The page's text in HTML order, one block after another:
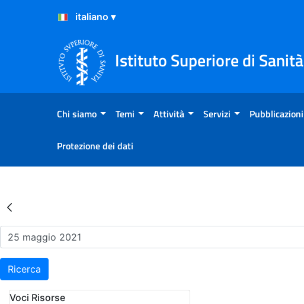
Salta al Contenuto
Salta al Footer
Istituto Superiore di Sanità
Chi siamo Temi Attività Servizi Pubblicazioni
Protezione dei dati
Risultati della Ricerca - Eventi
Ricerca
Voci Risorse